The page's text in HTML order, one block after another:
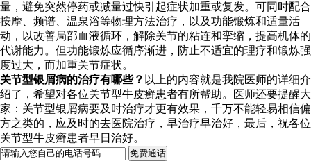
量，避免突然停药或减量过快引起症状加重或复发。可同时配合
按摩、频谱、温泉浴等物理方法治疗，以及功能锻炼和适量活
动，以改善局部血液循环，解除关节的粘连和挛缩，提高机体的
代谢能力。但功能锻炼应循序渐进，防止不适宜的理疗和锻炼强
度过大，而加重关节症状。
关节型银屑病的治疗有哪些？ 以上的内容就是我院医师的详细介
绍了，希望对各位关节型牛皮癣患者有所帮助。医师还要提醒大
家：关节型银屑病要及时治疗才更有效果，千万不能轻易相信偏
方之类的，应及时的去医院治疗，早治疗早治好，最后，祝各位
关节型牛皮癣患者早日治好。